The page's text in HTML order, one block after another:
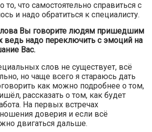
что самостоятельно справиться с
и надо обратиться к специалисту.
Вы говорите людям пришедшим
ведь надо переключить с эмоций на
Вас.
слов не существует, всё
но чаще всего я стараюсь дать
как можно подробнее о том,
рассказать о том, как будет
На первых встречах
доверия и если всё
двигаться дальше.